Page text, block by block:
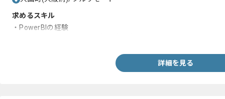
求めるスキル
・PowerBIの経験
詳細を見る